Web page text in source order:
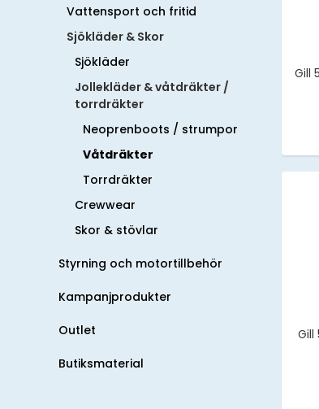
Vattensport och fritid
Sjökläder & Skor
Sjökläder
Jollekläder & våtdräkter /
torrdräkter
Neoprenboots / strumpor
Våtdräkter
Torrdräkter
Crewwear
Skor & stövlar
Styrning och motortillbehör
Kampanjprodukter
Outlet
Butiksmaterial
Gill
Gill